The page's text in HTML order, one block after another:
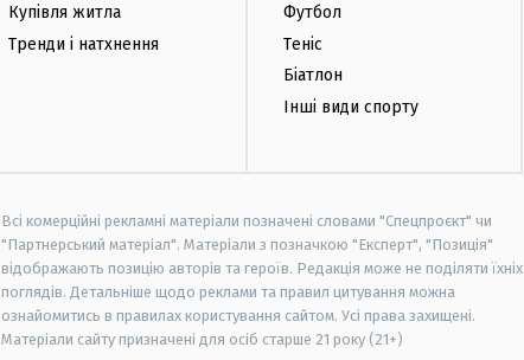
Купівля житла
Тренди і натхнення
Футбол
Теніс
Біатлон
Інші види спорту
Всі комерційні рекламні матеріали позначені словами "Спецпроєкт" чи
"Партнерський матеріал". Матеріали з позначкою "Експерт", "Позиція"
відображають позицію авторів та героїв. Редакція може не поділяти їхніх
поглядів. Детальніше щодо реклами та правил цитування можна
ознайомитись в правилах користування сайтом. Усі права захищені.
Матеріали сайту призначені для осіб старше 21 року (21+)